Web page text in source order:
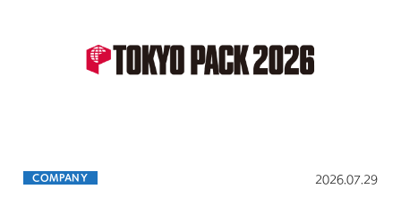
COMPANY 2026.07.29